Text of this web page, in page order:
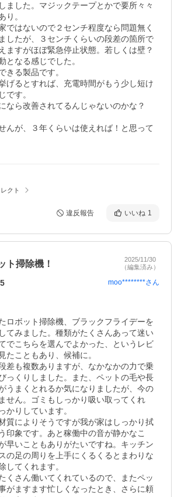
ました。マジックテープとかで要所々々
り。
ではないので２センチ程度なら問題無く
したが、３センチくらいの段差の箇所で
ますがほぼ緊急停止状態。若しくは壁？
となる感じでした。
きる製品です。
げるとすれば、充電時間がもう少し短け
です。
なら改善されてるんじゃないのかな？
んが、３年くらいは使えれば！と思って
クト
違反報告 いいね 1
ト掃除機！
2025/11/30
（編集済み）
5 moo********さん
ロボット掃除機、ブラックフライデーを
てみました。種類がたくさんあって迷い
でこちらを選んでよかった、というレビ
たこともあり、候補に。
差も複数ありますが、なかなかの力で乗
っくりしました。また、ペットの毛や長
うまくとれるか気になりましたが、今の
せん。ゴミもしっかり吸い取ってくれ
かりしています。
質によりそうですが我が家はしっかり拭
印象です。あと稼働中の音が静かなこ
早いこともありがたいですね。キッチン
の足の周りを上手にくるくるとまわりな
してくれます。
くさん働いてくれているので、またペッ
がますます忙しくなったとき、さらに頼